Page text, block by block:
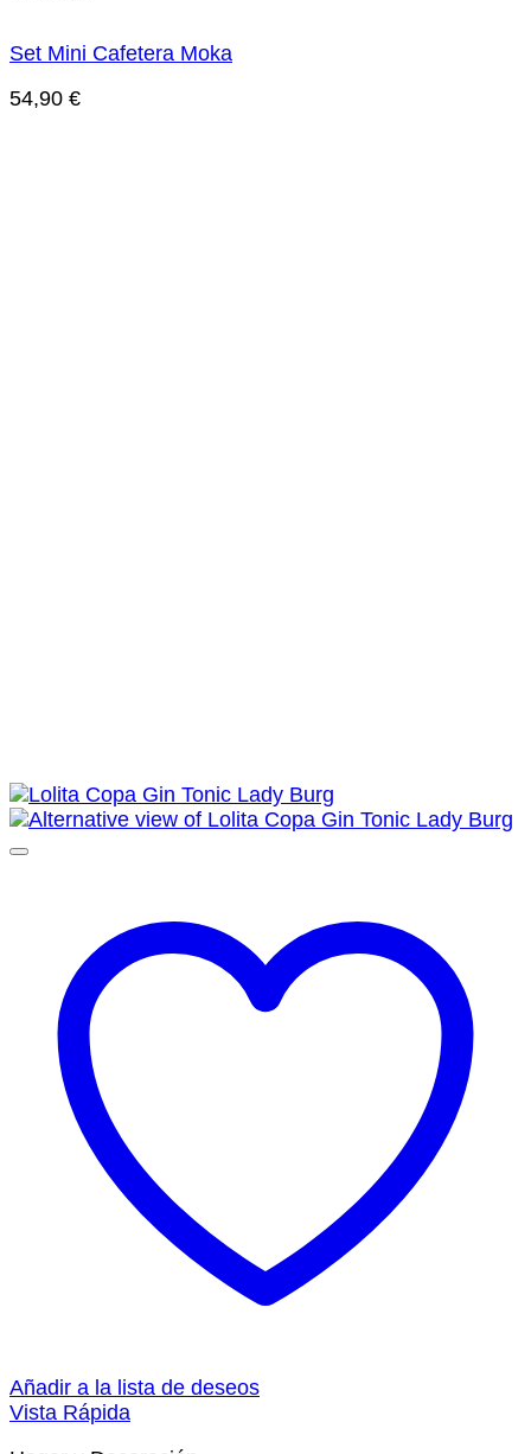
Set Mini Cafetera Moka
54,90 €
Añadir a la lista de deseos
Vista Rápida